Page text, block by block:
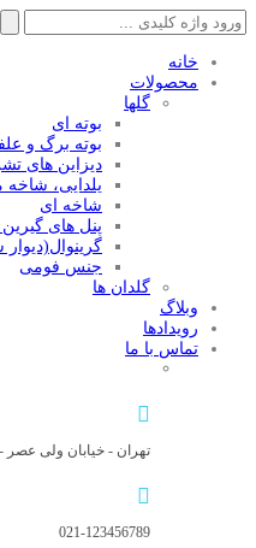
جستجو
برای:
خانه
محصولات
گلها
بوته ای
بوته برگ و
دیزاین های
یلدایی،
شاخه ای
پنل های
جنس فومی
گلدان ها
وبلاگ
رویدادها
تماس با ما
تهران - خیابان ولی عصر - چهارراه
021-123456789